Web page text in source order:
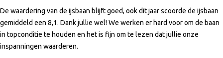
De waardering van de ijsbaan blijft goed, ook dit jaar scoorde de ijsbaan
gemiddeld een 8,1. Dank jullie wel! We werken er hard voor om de baan
in topconditie te houden en het is fijn om te lezen dat jullie onze
inspanningen waarderen.